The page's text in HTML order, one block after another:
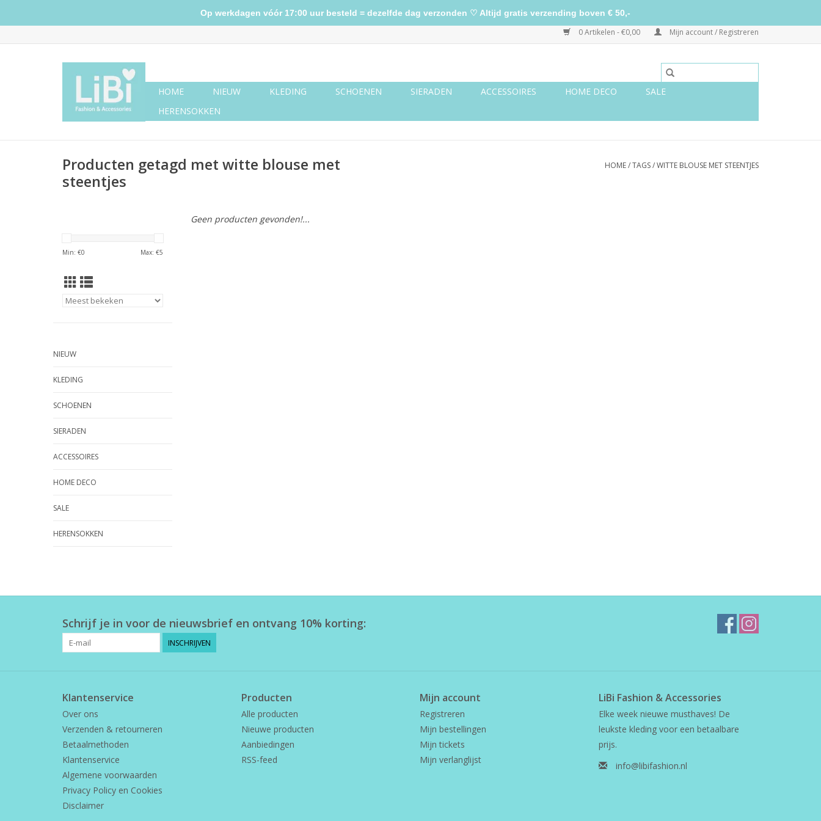
0 Artikelen - €0,00 Mijn account / Registreren
HOME NIEUW KLEDING SCHOENEN SIERADEN ACCESSOIRES HOME DECO
SALE
HERENSOKKEN
Producten getagd met witte blouse met
steentjes
HOME/TAGS/WITTE BLOUSE MET STEENTJES
Min: €0 Max: €5
NIEUW
KLEDING
SCHOENEN
SIERADEN
ACCESSOIRES
HOME DECO
SALE
HERENSOKKEN
Geen producten gevonden!...
Schrijf je in voor de nieuwsbrief en ontvang 10% korting:
INSCHRIJVEN
Klantenservice
Over ons
Verzenden & retourneren
Betaalmethoden
Klantenservice
Algemene voorwaarden
Privacy Policy en Cookies
Disclaimer
Producten
Alle producten
Nieuwe producten
Aanbiedingen
RSS-feed
Mijn account
Registreren
Mijn bestellingen
Mijn tickets
Mijn verlanglijst
LiBi Fashion & Accessories
Elke week nieuwe musthaves! De
leukste kleding voor een betaalbare
prijs.
info@libifashion.nl
Op werkdagen vóór 17:00 uur besteld = dezelfde dag verzonden ♡ Altijd gratis verzending boven € 50,-